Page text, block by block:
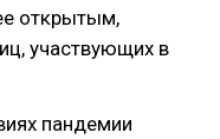
открытым,
участвующих в
пандемии